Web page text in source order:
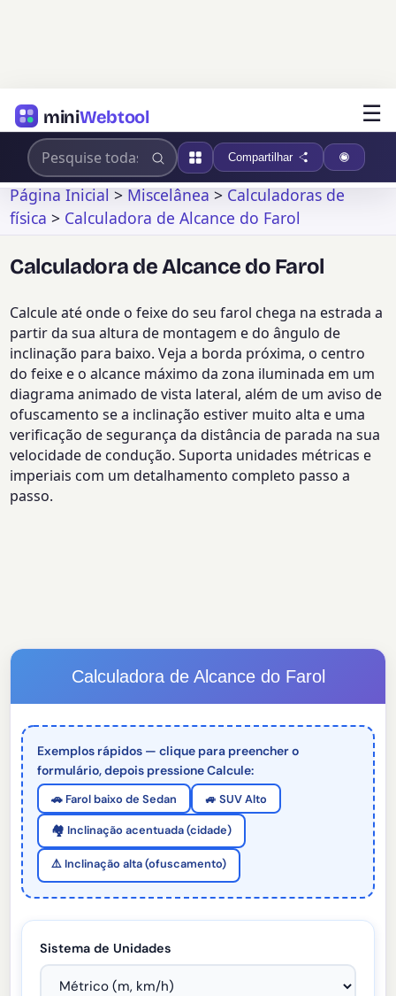
miniWebtool ☰
Compartilhar
Página Inicial>Miscelânea>Calculadoras de
física > Calculadora de Alcance do Farol
Calculadora de Alcance do Farol
Calcule até onde o feixe do seu farol chega na estrada a
partir da sua altura de montagem e do ângulo de
inclinação para baixo. Veja a borda próxima, o centro
do feixe e o alcance máximo da zona iluminada em um
diagrama animado de vista lateral, além de um aviso de
ofuscamento se a inclinação estiver muito alta e uma
verificação de segurança da distância de parada na sua
velocidade de condução. Suporta unidades métricas e
imperiais com um detalhamento completo passo a
passo.
Calculadora de Alcance do Farol
Exemplos rápidos — clique para preencher o
formulário, depois pressione Calcule:
🚗 Farol baixo de Sedan 🚙 SUV Alto
🏘️ Inclinação acentuada (cidade)
⚠️ Inclinação alta (ofuscamento)
Sistema de Unidades